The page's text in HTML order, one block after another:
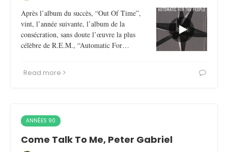
Après l’album du succès, “Out Of Time”,
vint, l’année suivante, l’album de la
consécration, sans doute l’œuvre la plus
célèbre de R.E.M., “Automatic For…
Read more
ANNÉES 90
Come Talk To Me, Peter Gabriel